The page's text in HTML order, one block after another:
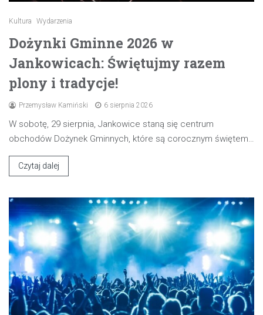
Kultura Wydarzenia
Dożynki Gminne 2026 w
Jankowicach: Świętujmy razem
plony i tradycje!
Przemysław Kamiński 6 sierpnia 2026
W sobotę, 29 sierpnia, Jankowice staną się centrum
obchodów Dożynek Gminnych, które są corocznym świętem…
Czytaj dalej